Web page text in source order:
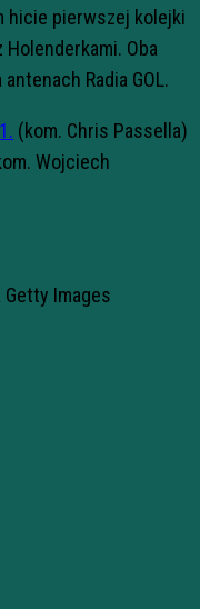
hicie pierwszej kolejki
Oba
Radia GOL.
(kom. Chris Passella)
Wojciech
Getty Images